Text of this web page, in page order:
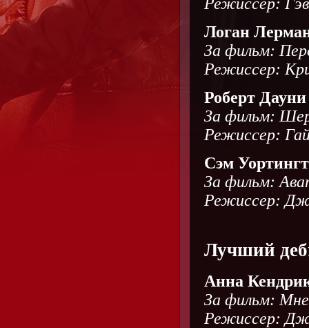
Логан
За фильм:
Режиссер:
Роберт
За фильм:
Режиссер:
Сэм
За фильм:
Режиссер:
Лучший
Анна
За фильм:
Режиссер: